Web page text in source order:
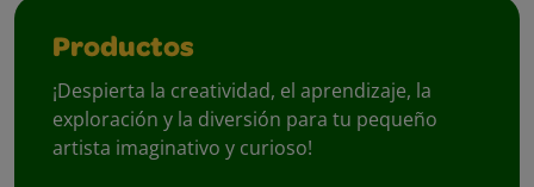
Productos
¡Despierta la creatividad, el aprendizaje, la
exploración y la diversión para tu pequeño
artista imaginativo y curioso!